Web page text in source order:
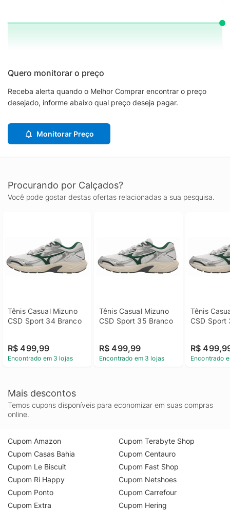
Quero monitorar o preço
Receba alerta quando o Melhor Comprar encontrar o preço
desejado, informe abaixo qual preço deseja pagar.
Monitorar Preço
Procurando por Calçados?
Você pode gostar destas ofertas relacionadas a sua pesquisa.
Tênis Casual Mizuno
CSD Sport 34 Branco
R$ 499,99
Encontrado em 3 lojas
Tênis Casual Mizuno
CSD Sport 35 Branco
R$ 499,99
Encontrado em 3 lojas
Tênis
CSD Sport
R$
Encontrado
Mais descontos
Temos cupons disponíveis para economizar em suas compras
online.
Cupom Amazon
Cupom Casas Bahia
Cupom Le Biscuit
Cupom Ri Happy
Cupom Ponto
Cupom Extra
Cupom Terabyte Shop
Cupom Centauro
Cupom Fast Shop
Cupom Netshoes
Cupom Carrefour
Cupom Hering